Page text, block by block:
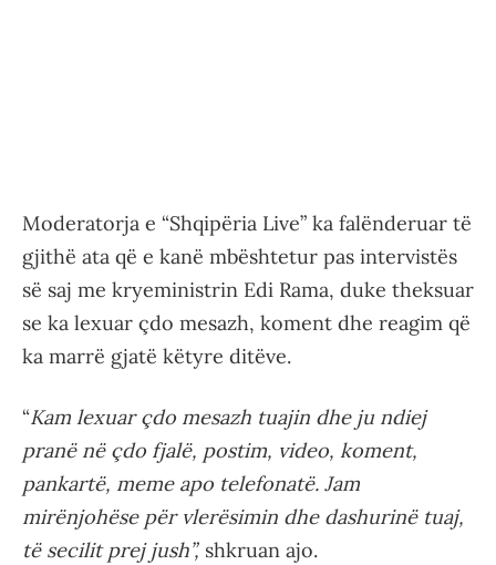
Moderatorja e “Shqipëria Live” ka falënderuar të
gjithë ata që e kanë mbështetur pas intervistës
së saj me kryeministrin Edi Rama, duke theksuar
se ka lexuar çdo mesazh, koment dhe reagim që
ka marrë gjatë këtyre ditëve.
“Kam lexuar çdo mesazh tuajin dhe ju ndiej
pranë në çdo fjalë, postim, video, koment,
pankartë, meme apo telefonatë. Jam
mirënjohëse për vlerësimin dhe dashurinë tuaj,
të secilit prej jush”, shkruan ajo.